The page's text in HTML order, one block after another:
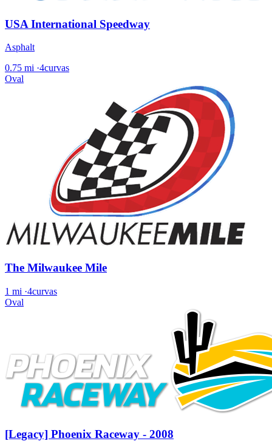
USA International Speedway
Asphalt
0.75 mi ·4curvas
Oval
The Milwaukee Mile
1 mi ·4curvas
Oval
[Legacy] Phoenix Raceway - 2008